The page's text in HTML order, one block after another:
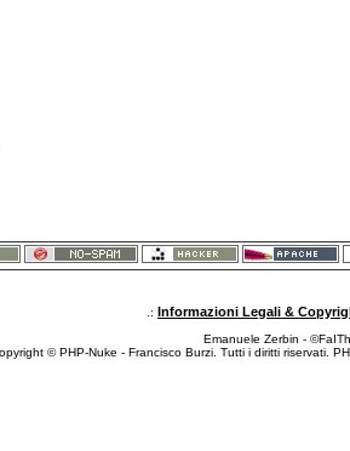
.: Informazioni Legali &
Emanuele Zerbin -
© PHP-Nuke - Francisco Burzi. Tutti i diritti riservati.